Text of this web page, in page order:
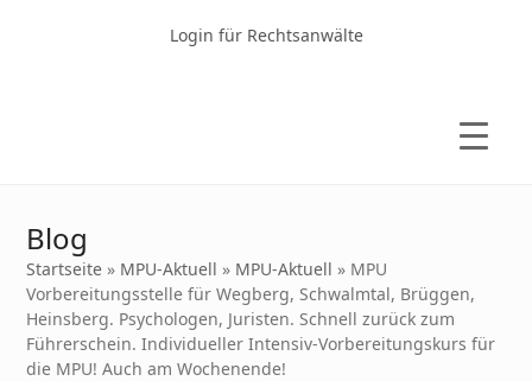
Login für Rechtsanwälte
Blog
Startseite » MPU-Aktuell » MPU-Aktuell » MPU
Vorbereitungsstelle für Wegberg, Schwalmtal, Brüggen,
Heinsberg. Psychologen, Juristen. Schnell zurück zum
Führerschein. Individueller Intensiv-Vorbereitungskurs für
die MPU! Auch am Wochenende!